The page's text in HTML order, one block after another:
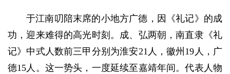
于江南叨陪末席的小地方广德，因《礼记》的成
功，迎来难得的高光时刻。成、弘两朝，南直隶《礼
记》中式人数前三甲分别为淮安21人，徽州19人，广
德15人。这一势头，一度延续至嘉靖年间。代表人物